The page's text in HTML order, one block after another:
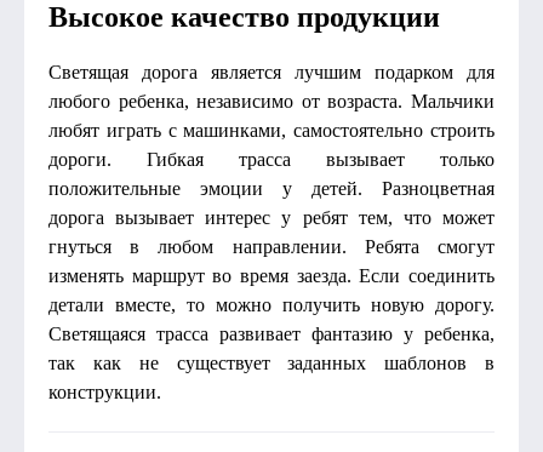
Высокое качество продукции
Светящая дорога является лучшим подарком для
любого ребенка, независимо от возраста. Мальчики
любят играть с машинками, самостоятельно строить
дороги. Гибкая трасса вызывает только
положительные эмоции у детей. Разноцветная
дорога вызывает интерес у ребят тем, что может
гнуться в любом направлении. Ребята смогут
изменять маршрут во время заезда. Если соединить
детали вместе, то можно получить новую дорогу.
Светящаяся трасса развивает фантазию у ребенка,
так как не существует заданных шаблонов в
конструкции.